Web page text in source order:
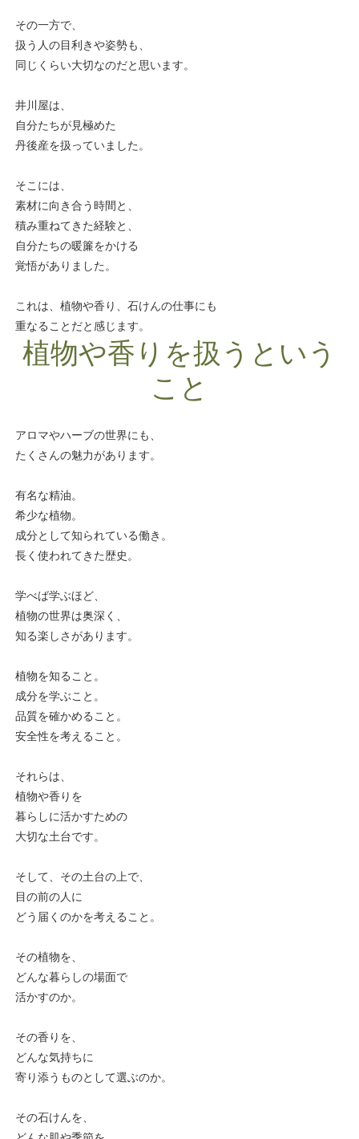
その一方で、
扱う人の目利きや姿勢も、
同じくらい大切なのだと思います。
井川屋は、
自分たちが見極めた
丹後産を扱っていました。
そこには、
素材に向き合う時間と、
積み重ねてきた経験と、
自分たちの暖簾をかける
覚悟がありました。
これは、植物や香り、石けんの仕事にも
重なることだと感じます。
植物や香りを扱うという
こと
アロマやハーブの世界にも、
たくさんの魅力があります。
有名な精油。
希少な植物。
成分として知られている働き。
長く使われてきた歴史。
学べば学ぶほど、
植物の世界は奥深く、
知る楽しさがあります。
植物を知ること。
成分を学ぶこと。
品質を確かめること。
安全性を考えること。
それらは、
植物や香りを
暮らしに活かすための
大切な土台です。
そして、その土台の上で、
目の前の人に
どう届くのかを考えること。
その植物を、
どんな暮らしの場面で
活かすのか。
その香りを、
どんな気持ちに
寄り添うものとして選ぶのか。
その石けんを、